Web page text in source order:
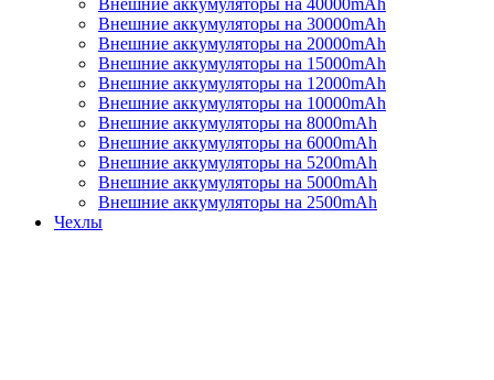
Внешние аккумуляторы на 40000mAh
Внешние аккумуляторы на 30000mAh
Внешние аккумуляторы на 20000mAh
Внешние аккумуляторы на 15000mAh
Внешние аккумуляторы на 12000mAh
Внешние аккумуляторы на 10000mAh
Внешние аккумуляторы на 8000mAh
Внешние аккумуляторы на 6000mAh
Внешние аккумуляторы на 5200mAh
Внешние аккумуляторы на 5000mAh
Внешние аккумуляторы на 2500mAh
Чехлы